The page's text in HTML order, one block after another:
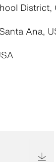
District,
Ana,